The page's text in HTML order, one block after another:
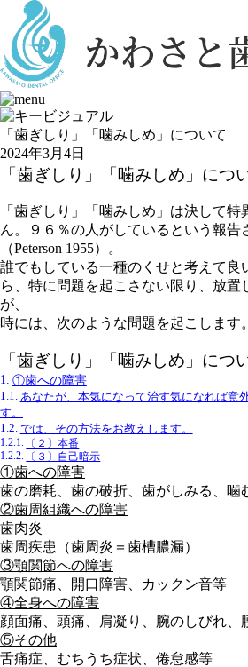
「歯ぎしり」「噛みしめ」について
2024年3月4日
「歯ぎしり」「噛みしめ」につ
「歯ぎしり」「噛みしめ」は決して
ん。９６％の人がしているという報告
（Peterson 1955）。
誰でもしている一種のくせと考えて良
ら、特に問題を起こさない限り、放置
が、
時には、次のような問題を起こします。
「歯ぎしり」「噛みしめ」につ
①歯への障害
あなたが、本気になって治す気になれば意
す。
では、その方法をお教えします。
〔２〕本番
〔３〕自己暗示
①歯への障害
歯の磨耗、歯の破折、歯がしみる、噛
②歯周組織への障害
歯肉炎
歯周疾患（歯周炎＝歯槽膿漏）
③顎関節への障害
顎関節痛、開口障害、カックン音等
④全身への障害
顔面痛、頭痛、肩凝り、腕のしびれ、
⑤その他
舌痛症、むちうち症状、倦怠感等